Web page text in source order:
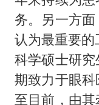
务。另一方
认为最重要
科学硕士研
期致力于眼
至目前，由